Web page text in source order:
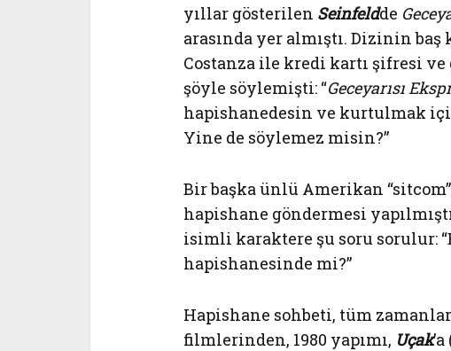
yıllar gösterilen Seinfeldde
arasında yer almıştı. Dizinin
Costanza ile kredi kartı şifresi
şöyle söylemişti: “Geceyarısı
hapishanedesin ve kurtulmak
Yine de söylemez misin?”
Bir başka ünlü Amerikan
hapishane göndermesi
isimli karaktere şu soru sorulur:
hapishanesinde mi?”
Hapishane sohbeti, tüm
filmlerinden, 1980 yapımı, Uçak’a